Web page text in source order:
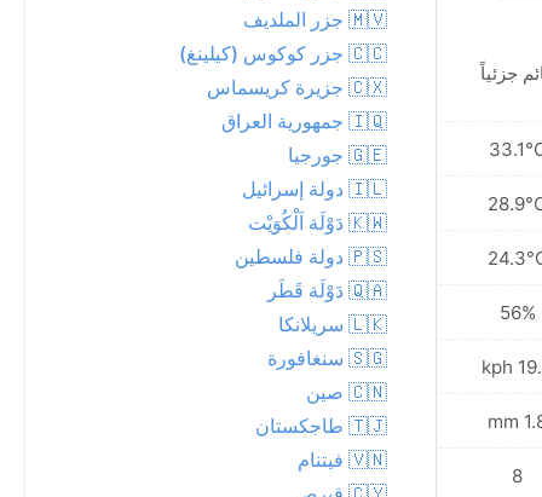
جزئياً
56%
19.4
1.8
8
غائم جزئياً
30.0°C
27.7°C
25.8°C
57%
15.8 kph
0.0 mm
7
🇲🇻 جزر الملديف
🇨🇨 جزر كوكوس (كيلينغ)
🇨🇽 جزيرة كريسماس
🇮🇶 جمهورية العراق
🇬🇪 جورجيا
🇮🇱 دولة إسرائيل
🇰🇼 دَوْلَة اَلْكُوَيْت
🇵🇸 دولة فلسطين
🇶🇦 دَوْلَة قَطَر
🇱🇰 سريلانكا
🇸🇬 سنغافورة
🇨🇳 صين
🇹🇯 طاجكستان
🇻🇳 فيتنام